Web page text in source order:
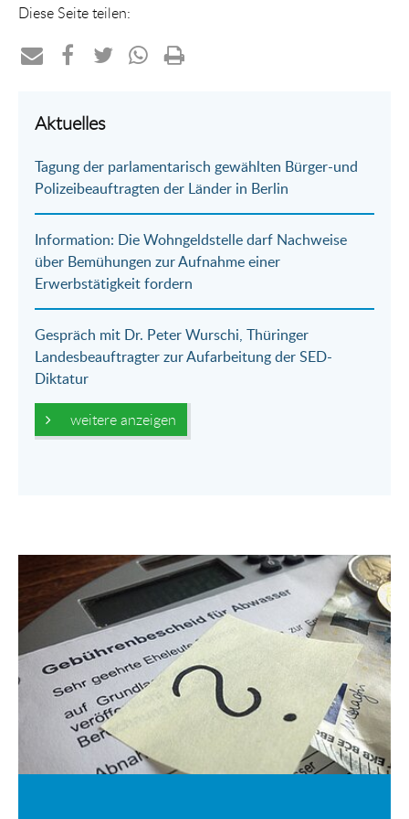
Diese Seite teilen:
per
Mail
auf
Aktuelles
Tagung der parlamentarisch gewählten Bürger-und
Polizeibeauftragten der Länder in Berlin
Information: Die Wohngeldstelle darf Nachweise
über Bemühungen zur Aufnahme einer
Erwerbstätigkeit fordern
Gespräch mit Dr. Peter Wurschi, Thüringer
Landesbeauftragter zur Aufarbeitung der SED-
Diktatur
weitere anzeigen